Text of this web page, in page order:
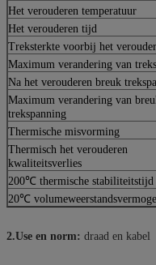
Het verouderen temperatuur
Het verouderen tijd
Treksterkte voorbij het
Maximum verandering van
Na het verouderen breuk
Maximum verandering van
trekspanning
Thermische misvorming
Thermisch het verouderen
kwaliteitsverlies
200℃ thermische stabiliteitstijd
20℃
2.Use en norm: draad en kabel